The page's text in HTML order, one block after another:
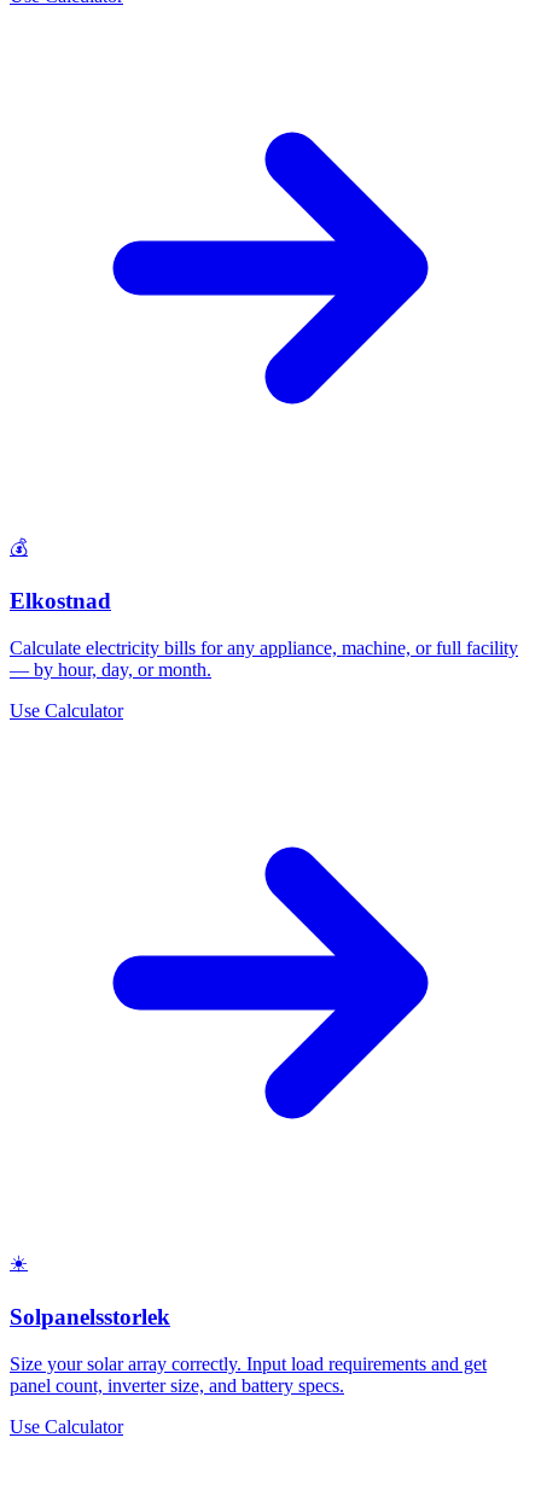
💰
Elkostnad
Calculate electricity bills for any appliance, machine, or full facility
— by hour, day, or month.
Use Calculator
☀️
Solpanelsstorlek
Size your solar array correctly. Input load requirements and get
panel count, inverter size, and battery specs.
Use Calculator